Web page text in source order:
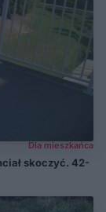
Dla mieszkańca
skoczyć. 42-